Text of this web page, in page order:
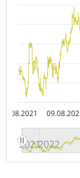
09.08.2021
20212022